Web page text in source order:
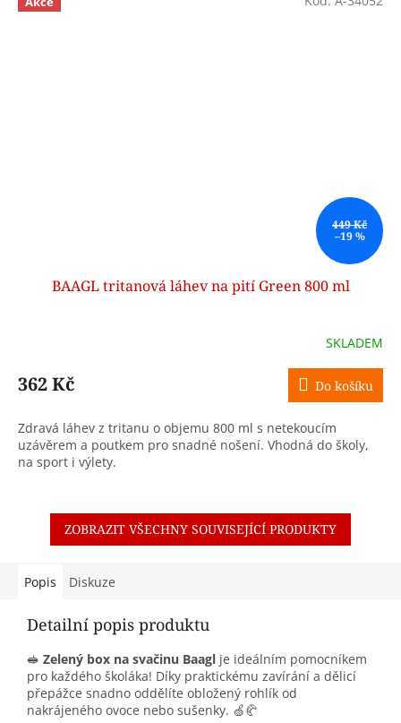
449 Kč
–19 %
BAAGL tritanová láhev na pití Green 800 ml
SKLADEM
362 Kč Do košíku
Zdravá láhev z tritanu o objemu 800 ml s netekoucím
uzávěrem a poutkem pro snadné nošení. Vhodná do školy,
na sport i výlety.
ZOBRAZIT VŠECHNY SOUVISEJÍCÍ PRODUKTY
Popis Diskuze
Detailní popis produktu
🥪 Zelený box na svačinu Baagl je ideálním pomocníkem
pro každého školáka! Díky praktickému zavírání a dělicí
přepážce snadno oddělíte obložený rohlík od
nakrájeného ovoce nebo sušenky. 🍏🥐